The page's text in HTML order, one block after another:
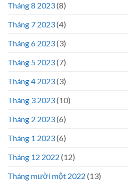
Tháng 8 2023(8)
Tháng 7 2023(4)
Tháng 6 2023(3)
Tháng 5 2023(7)
Tháng 4 2023(3)
Tháng 3 2023(10)
Tháng 2 2023(6)
Tháng 1 2023(6)
Tháng 12 2022 (12)
Tháng mười một 2022 (13)